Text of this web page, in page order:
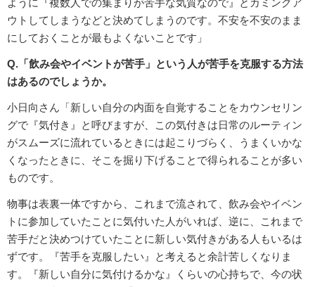
ウトしてしまうなどと決めてしまうのです。不安を不安のまま
にしておくことが最もよくないことです」
Q.「飲み会やイベントが苦手」という人が苦手を克服する方法
はあるのでしょうか。
小日向さん「新しい自分の内面を自覚することをカウンセリン
グで『気付き』と呼びますが、この気付きは日常のルーティン
がスムーズに流れているときには起こりづらく、うまくいかな
くなったときに、そこを掘り下げることで得られることが多い
ものです。
物事は表裏一体ですから、これまで流されて、飲み会やイベン
トに参加していたことに気付いた人がいれば、逆に、これまで
苦手だと決めつけていたことに新しい気付きがある人もいるは
ずです。『苦手を克服したい』と考えると余計苦しくなりま
す。『新しい自分に気付けるかな』くらいの心持ちで、今の状